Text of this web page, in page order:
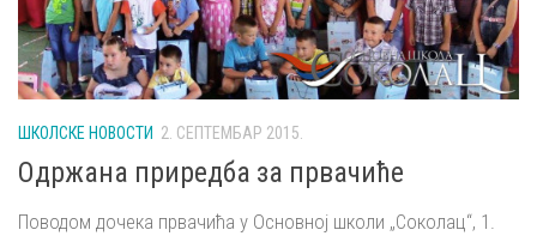
ШКОЛСКЕ НОВОСТИ 2. СЕПТЕМБАР 2015.
Одржана приредба за првачиће
Поводом дочека првачића у Основној школи „Соколац“, 1.